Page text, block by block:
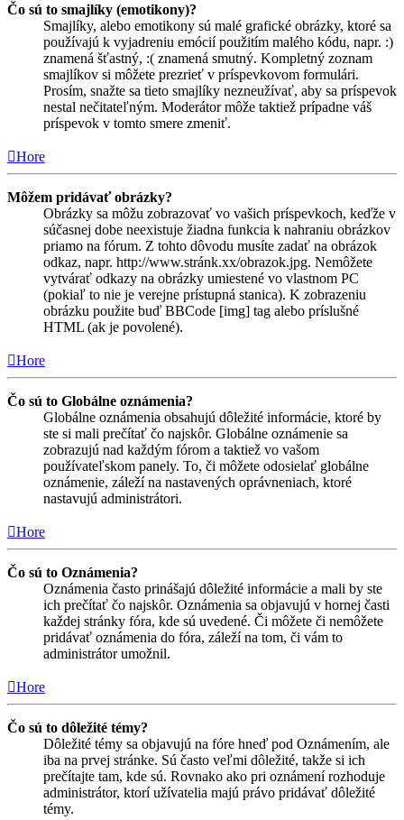
Čo sú to smajlíky (emotikony)?
Smajlíky, alebo emotikony sú malé grafické obrázky, ktoré sa
používajú k vyjadreniu emócií použitím malého kódu, napr. :)
znamená šťastný, :( znamená smutný. Kompletný zoznam
smajlíkov si môžete prezrieť v príspevkovom formulári.
Prosím, snažte sa tieto smajlíky nezneužívať, aby sa príspevok
nestal nečitateľným. Moderátor môže taktiež prípadne váš
príspevok v tomto smere zmeniť.
Hore
Môžem pridávať obrázky?
Obrázky sa môžu zobrazovať vo vašich príspevkoch, keďže v
súčasnej dobe neexistuje žiadna funkcia k nahraniu obrázkov
priamo na fórum. Z tohto dôvodu musíte zadať na obrázok
odkaz, napr. http://www.stránk.xx/obrazok.jpg. Nemôžete
vytvárať odkazy na obrázky umiestené vo vlastnom PC
(pokiaľ to nie je verejne prístupná stanica). K zobrazeniu
obrázku použite buď BBCode [img] tag alebo príslušné
HTML (ak je povolené).
Hore
Čo sú to Globálne oznámenia?
Globálne oznámenia obsahujú dôležité informácie, ktoré by
ste si mali prečítať čo najskôr. Globálne oznámenie sa
zobrazujú nad každým fórom a taktiež vo vašom
používateľskom panely. To, či môžete odosielať globálne
oznámenie, záleží na nastavených oprávneniach, ktoré
nastavujú administrátori.
Hore
Čo sú to Oznámenia?
Oznámenia často prinášajú dôležité informácie a mali by ste
ich prečítať čo najskôr. Oznámenia sa objavujú v hornej časti
každej stránky fóra, kde sú uvedené. Či môžete či nemôžete
pridávať oznámenia do fóra, záleží na tom, či vám to
administrátor umožnil.
Hore
Čo sú to dôležité témy?
Dôležité témy sa objavujú na fóre hneď pod Oznámením, ale
iba na prvej stránke. Sú často veľmi dôležité, takže si ich
prečítajte tam, kde sú. Rovnako ako pri oznámení rozhoduje
administrátor, ktorí užívatelia majú právo pridávať dôležité
témy.